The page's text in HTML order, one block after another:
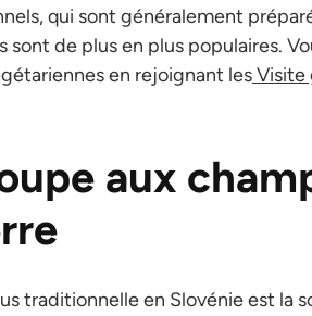
qui sont généralement
sont de plus en plus populaires.
en rejoignant lesVisite
aux
traditionnelle en Slovénie est